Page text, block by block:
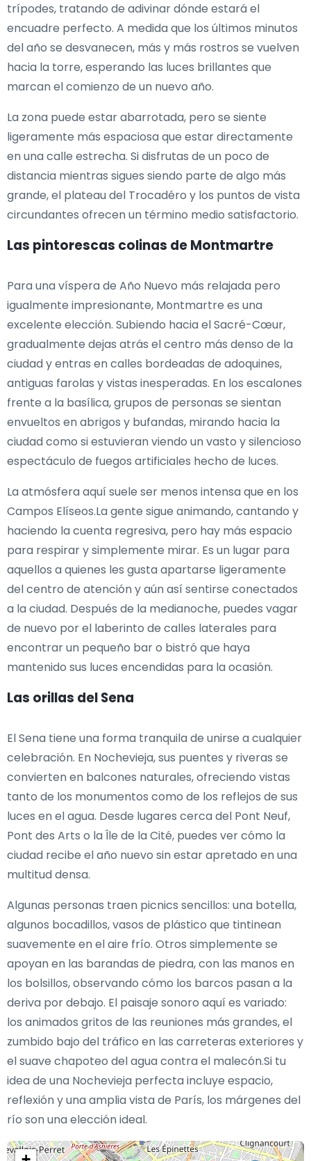
trípodes, tratando de adivinar dónde estará el
encuadre perfecto. A medida que los últimos minutos
del año se desvanecen, más y más rostros se vuelven
hacia la torre, esperando las luces brillantes que
marcan el comienzo de un nuevo año.
La zona puede estar abarrotada, pero se siente
ligeramente más espaciosa que estar directamente
en una calle estrecha. Si disfrutas de un poco de
distancia mientras sigues siendo parte de algo más
grande, el plateau del Trocadéro y los puntos de vista
circundantes ofrecen un término medio satisfactorio.
Las pintorescas colinas de Montmartre
Para una víspera de Año Nuevo más relajada pero
igualmente impresionante, Montmartre es una
excelente elección. Subiendo hacia el Sacré-Cœur,
gradualmente dejas atrás el centro más denso de la
ciudad y entras en calles bordeadas de adoquines,
antiguas farolas y vistas inesperadas. En los escalones
frente a la basílica, grupos de personas se sientan
envueltos en abrigos y bufandas, mirando hacia la
ciudad como si estuvieran viendo un vasto y silencioso
espectáculo de fuegos artificiales hecho de luces.
La atmósfera aquí suele ser menos intensa que en los
Campos Elíseos.La gente sigue animando, cantando y
haciendo la cuenta regresiva, pero hay más espacio
para respirar y simplemente mirar. Es un lugar para
aquellos a quienes les gusta apartarse ligeramente
del centro de atención y aún así sentirse conectados
a la ciudad. Después de la medianoche, puedes vagar
de nuevo por el laberinto de calles laterales para
encontrar un pequeño bar o bistró que haya
mantenido sus luces encendidas para la ocasión.
Las orillas del Sena
El Sena tiene una forma tranquila de unirse a cualquier
celebración. En Nochevieja, sus puentes y riveras se
convierten en balcones naturales, ofreciendo vistas
tanto de los monumentos como de los reflejos de sus
luces en el agua. Desde lugares cerca del Pont Neuf,
Pont des Arts o la Île de la Cité, puedes ver cómo la
ciudad recibe el año nuevo sin estar apretado en una
multitud densa.
Algunas personas traen picnics sencillos: una botella,
algunos bocadillos, vasos de plástico que tintinean
suavemente en el aire frío. Otros simplemente se
apoyan en las barandas de piedra, con las manos en
los bolsillos, observando cómo los barcos pasan a la
deriva por debajo. El paisaje sonoro aquí es variado:
los animados gritos de las reuniones más grandes, el
zumbido bajo del tráfico en las carreteras exteriores y
el suave chapoteo del agua contra el malecón.Si tu
idea de una Nochevieja perfecta incluye espacio,
reflexión y una amplia vista de París, los márgenes del
río son una elección ideal.